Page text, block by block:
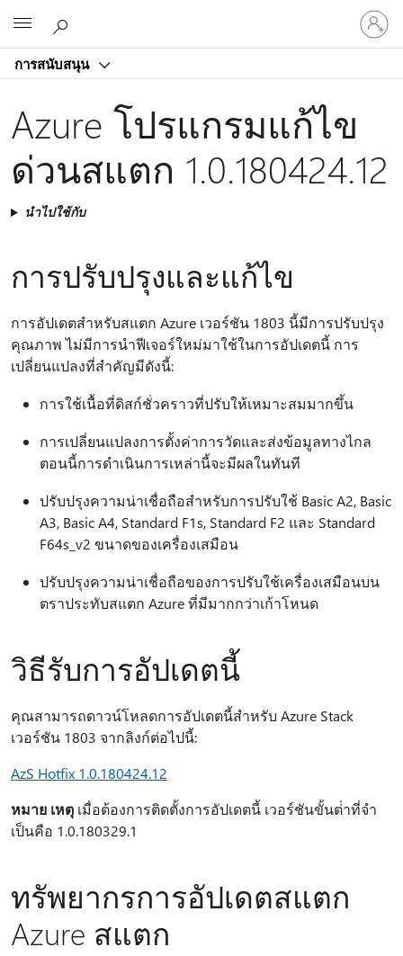
การสนับสนุน
ลงชื่อ
เข้า
บัญชี
คุณ
Azure โปรแกรมแก้ไข
ด่วนสแตก 1.0.180424.12
นำไปใช้กับ
การปรับปรุงและแก้ไข
การอัปเดตสําหรับสแตก Azure เวอร์ชัน 1803 นี้มีการปรับปรุง
คุณภาพ ไม่มีการนําฟีเจอร์ใหม่มาใช้ในการอัปเดตนี้ การ
เปลี่ยนแปลงที่สำคัญมีดังนี้:
การใช้เนื้อที่ดิสก์ชั่วคราวที่ปรับให้เหมาะสมมากขึ้น
การเปลี่ยนแปลงการตั้งค่าการวัดและส่งข้อมูลทางไกล
ตอนนี้การดําเนินการเหล่านี้จะมีผลในทันที
ปรับปรุงความน่าเชื่อถือสําหรับการปรับใช้ Basic A2, Basic
A3, Basic A4, Standard F1s, Standard F2 และ Standard
F64s_v2 ขนาดของเครื่องเสมือน
ปรับปรุงความน่าเชื่อถือของการปรับใช้เครื่องเสมือนบน
ตราประทับสแตก Azure ที่มีมากกว่าเก้าโหนด
วิธีรับการอัปเดตนี้
คุณสามารถดาวน์โหลดการอัปเดตนี้สําหรับ Azure Stack
เวอร์ชัน 1803 จากลิงก์ต่อไปนี้:
AzS Hotfix 1.0.180424.12
หมาย เหตุ เมื่อต้องการติดตั้งการอัปเดตนี้ เวอร์ชันขั้นต่ําที่จํา
เป็นคือ 1.0.180329.1
ทรัพยากรการอัปเดตสแตก
Azure สแตก